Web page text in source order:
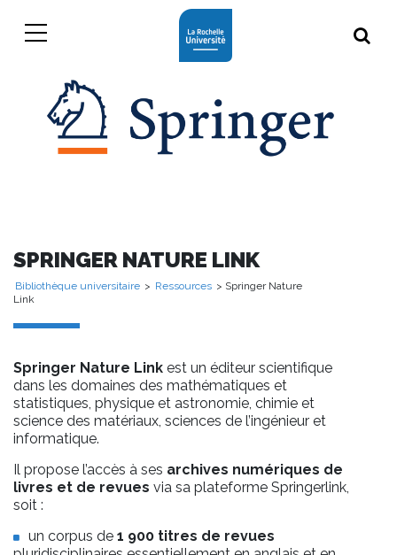
SPRINGER NATURE LINK
Bibliothèque universitaire > Ressources > Springer Nature
Link
Springer Nature Link est un éditeur scientifique
dans les domaines des mathématiques et
statistiques, physique et astronomie, chimie et
science des matériaux, sciences de l’ingénieur et
informatique.
Il propose l’accès à ses archives numériques de
livres et de revues via sa plateforme Springerlink,
soit :
un corpus de 1 900 titres de revues